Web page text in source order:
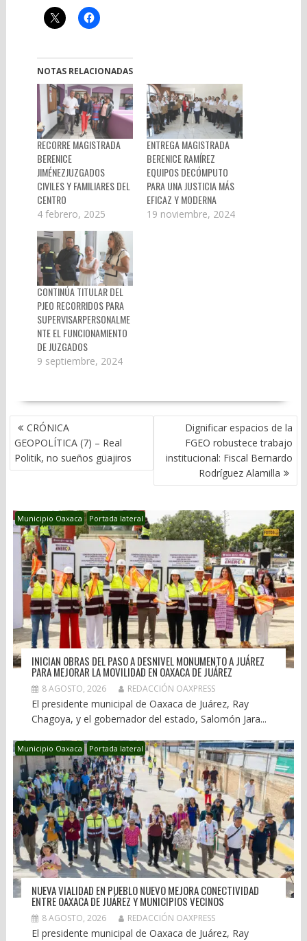
NOTAS RELACIONADAS
RECORRE MAGISTRADA
BERENICE
JIMÉNEZJUZGADOS
CIVILES Y FAMILIARES DEL
CENTRO
4 febrero, 2025
ENTREGA MAGISTRADA
BERENICE RAMÍREZ
EQUIPOS DECÓMPUTO
PARA UNA JUSTICIA MÁS
EFICAZ Y MODERNA
19 noviembre, 2024
CONTINÚA TITULAR DEL
PJEO RECORRIDOS PARA
SUPERVISARPERSONALME
NTE EL FUNCIONAMIENTO
DE JUZGADOS
9 septiembre, 2024
NAVEGACIÓN
DE
ENTRADAS
CRÓNICA
GEOPOLÍTICA (7) – Real
Politik, no sueños güajiros
Dignificar espacios de la
FGEO robustece trabajo
institucional: Fiscal Bernardo
Rodríguez Alamilla
Municipio Oaxaca Portada lateral
INICIAN OBRAS DEL PASO A DESNIVEL MONUMENTO A JUÁREZ
PARA MEJORAR LA MOVILIDAD EN OAXACA DE JUÁREZ
8 AGOSTO, 2026 REDACCIÓN OAXPRESS
El presidente municipal de Oaxaca de Juárez, Ray
Chagoya, y el gobernador del estado, Salomón Jara...
Municipio Oaxaca Portada lateral
NUEVA VIALIDAD EN PUEBLO NUEVO MEJORA CONECTIVIDAD
ENTRE OAXACA DE JUÁREZ Y MUNICIPIOS VECINOS
8 AGOSTO, 2026 REDACCIÓN OAXPRESS
El presidente municipal de Oaxaca de Juárez, Ray